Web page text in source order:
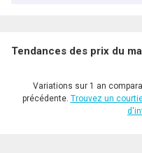
Tendances des prix du
Variations sur 1 an
précédente. Trouvez un